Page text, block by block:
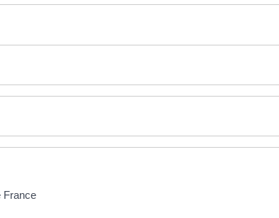
France